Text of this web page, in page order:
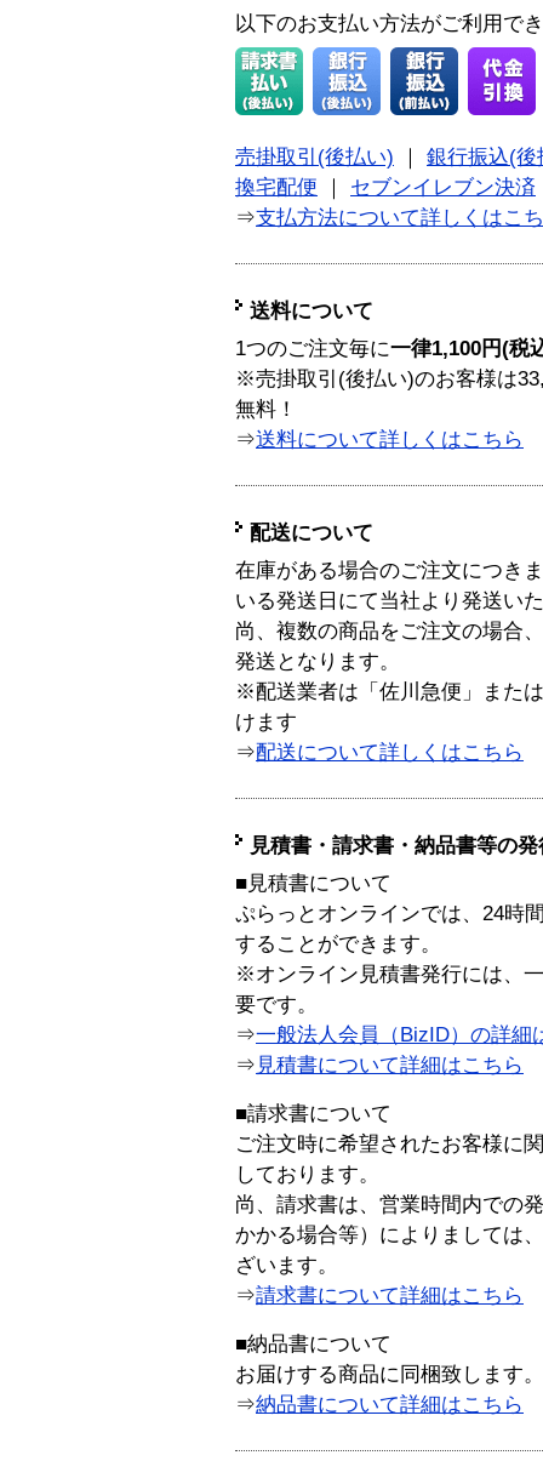
以下のお支払い方法がご利用で
売掛取引(後払い)
銀行振込(後
換宅配便
セブンイレブン決済
⇒支払方法について詳しくはこ
送料について
1つのご注文毎に一律1,100円(税
※売掛取引(後払い)のお客様は
無料！
⇒送料について詳しくはこちら
配送について
在庫がある場合のご注文につき
いる発送日にて当社より発送い
尚、複数の商品をご注文の場合
発送となります。
※配送業者は「佐川急便」また
けます
⇒配送について詳しくはこちら
見積書・請求書・納品書等の
■見積書について
ぷらっとオンラインでは、24時
することができます。
※オンライン見積書発行には、
要です。
⇒一般法人会員（BizID）の詳細
⇒ 見積書について詳細はこちら
■請求書について
ご注文時に希望されたお客様に
しております。
尚、請求書は、営業時間内での
かかる場合等）によりましては
ざいます。
⇒請求書について詳細はこちら
■納品書について
お届けする商品に同梱致します。
⇒納品書について詳細はこちら